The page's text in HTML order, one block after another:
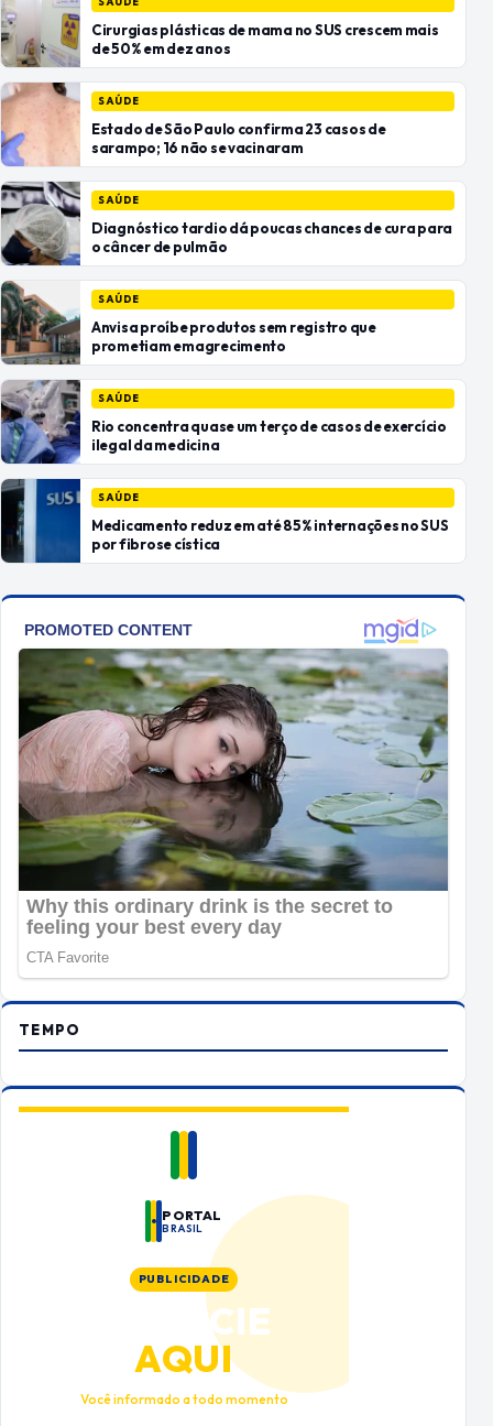
Cirurgias plásticas de mama no SUS crescem mais
de 50% em dez anos
SAÚDE
Estado de São Paulo confirma 23 casos de
sarampo; 16 não se vacinaram
SAÚDE
Diagnóstico tardio dá poucas chances de cura para
o câncer de pulmão
SAÚDE
Anvisa proíbe produtos sem registro que
prometiam emagrecimento
SAÚDE
Rio concentra quase um terço de casos de exercício
ilegal da medicina
SAÚDE
Medicamento reduz em até 85% internações no SUS
por fibrose cística
TEMPO
PORTAL
BRASIL
PUBLICIDADE
ANUNCIE
AQUI
Você informado a todo momento